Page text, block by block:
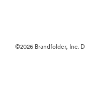
©2026 Brandfolder, Inc.